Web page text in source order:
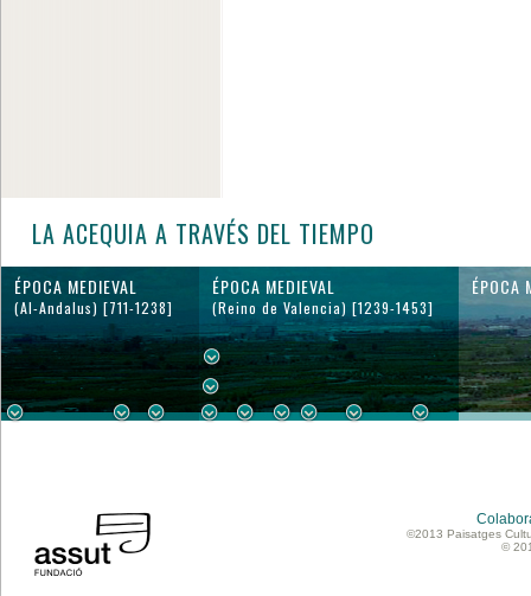
LA ACEQUIA A TRAVÉS DEL TIEMPO
ÉPOCA MEDIEVAL
(Al-Andalus) [711-1238]
ÉPOCA MEDIEVAL
(Reino de Valencia) [1239-1453]
ÉPOCA
©2013 Paisatges
©